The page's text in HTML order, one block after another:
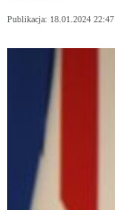
Publikacja: 18.01.2024 22:47